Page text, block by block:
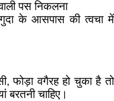
पस निकलना
के आसपास की त्वचा में
फोड़ा वगैरह हो चुका है तो
चाहिए।